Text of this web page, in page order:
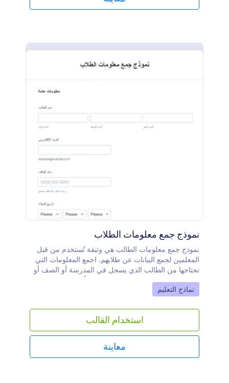
نموذج جمع معلومات الطلاب
نموذج جمع معلومات الطالب هي وثيقة تُستخدم من قبل
المعلمين لجمع البيانات عن طلابهم. اجمع المعلومات التي
تحتاجها من الطالب الذي يسجل في المدرسة أو الصف أو
البرنامج. سواء كنت معلمًا في مدرسة أو تعمل لصالح
مدرسة، احصل على نموذج جمع معلومات الطالب عبر
بتخصيص النموذج ليناسب احتياجاتك باستخدام أداة إنشاء
النماذج المجانية لدينا، ثم شاركه مع طلابك عن طريق
تعيينه لهم عبر برنامج إدارة الفصول الدراسية أو عن طريق
مشاركة الرابط. الأمر بهذه البساطة!يمكنك مزامنة نموذج
جمع معلومات الطالب مع حساباتك الأخرى باستخدام أكثر
Go to Category:
نماذج التعليم
استخدام القالب
معاينة